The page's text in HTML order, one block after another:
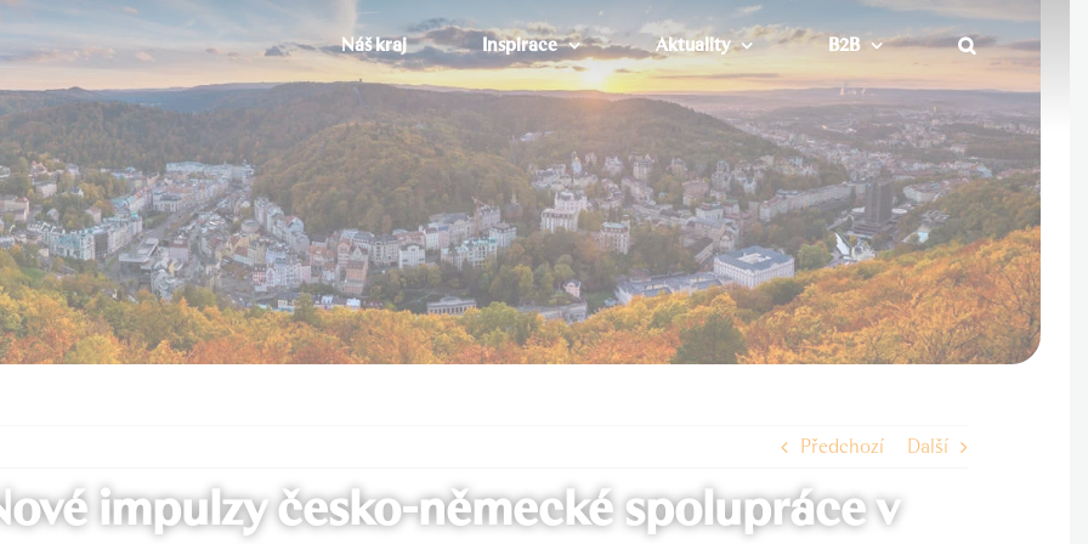
Náš kraj Inspirace Aktuality B2B
impulzy česko-německé spolupráce v
Předchozí Další